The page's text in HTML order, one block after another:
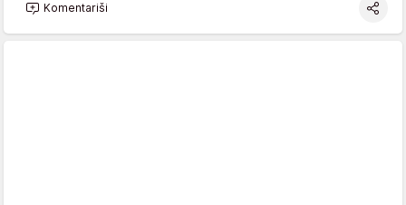
Komentariši